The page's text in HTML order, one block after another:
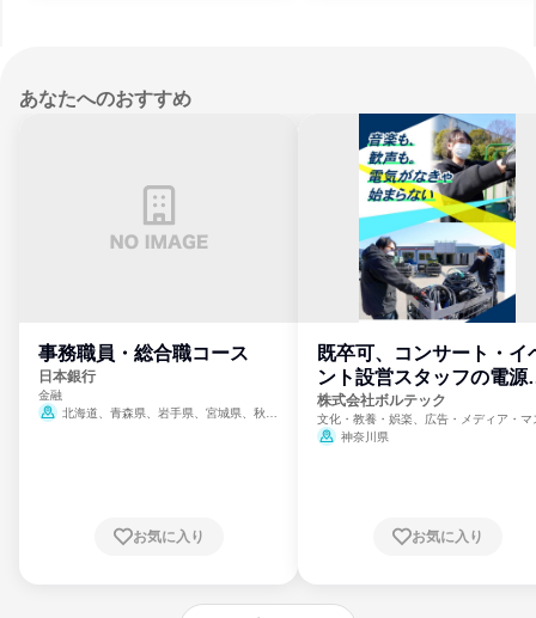
あなたへのおすすめ
事務職員・総合職コース
日本銀行
金融
北海道、青森県、岩手県、宮城県、秋田
崎県、熊本県、大分県、宮崎県、鹿児島県、
お気に入り
既卒可、コンサート・イ
ント設営スタッフの電源
門
株式会社ボルテック
文化・教養・娯楽、広告・メディア・マ
ミ、電力・ガス・水道・エネルギー
神奈川県
お気に入り